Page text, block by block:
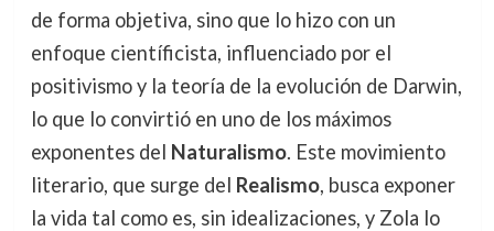
de forma objetiva, sino que lo hizo con un
enfoque científicista, influenciado por el
positivismo y la teoría de la evolución de Darwin,
lo que lo convirtió en uno de los máximos
exponentes del Naturalismo. Este movimiento
literario, que surge del Realismo, busca exponer
la vida tal como es, sin idealizaciones, y Zola lo